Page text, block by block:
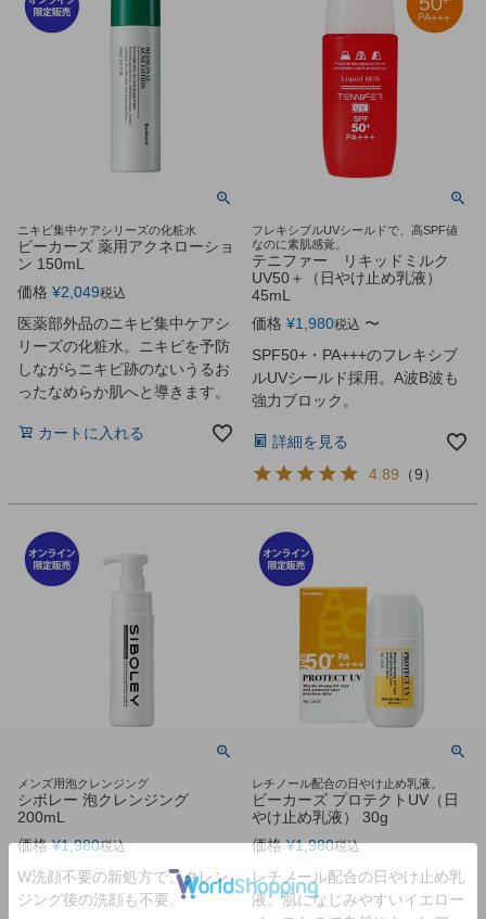
ニキビ集中ケアシリーズの化粧水
ビーカーズ 薬用アクネローショ
ン 150mL
価格 ¥2,049税込
医薬部外品のニキビ集中ケアシ
リーズの化粧水。ニキビを予防
しながらニキビ跡のないうるお
ったなめらか肌へと導きます。
カートに入れる
フレキシブルUVシールドで、高SPF値
なのに素肌感覚。
テニファー リキッドミルク
UV50＋（日やけ止め乳液）
45mL
価格 ¥1,980税込 〜
SPF50+・PA+++のフレキシブ
ルUVシールド採用。A波B波も
強力ブロック。
詳細を見る
4.89 （9）
メンズ用泡クレンジング
シボレー 泡クレンジング
200mL
価格 ¥1,980税込
W洗顔不要の新処方で、クレン
ジング後の洗顔も不要。
レチノール配合の日やけ止め乳液。
ビーカーズ プロテクトUV（日
やけ止め乳液） 30g
価格 ¥1,980税込
レチノール配合の日やけ止め乳
液。肌になじみやすいイエロー